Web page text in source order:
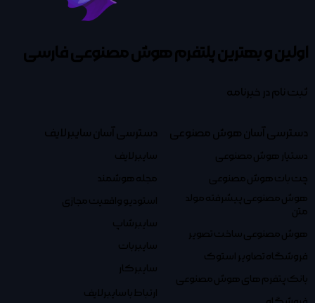
اولین و بهترین پلتفرمهوش مصنوعی فارسی
ثبت نام در خبرنامه
دسترسی آسان هوش مصنوعی
دستیار هوش مصنوعی
چت بات هوش مصنوعی
هوش مصنوعی پیشرفته مولد
متن
هوش مصنوعی ساخت تصویر
فروشگاه تصاویر استوک
بانک پتفرم های هوش مصنوعی
دسترسی آسان سایبرلایف
سایبرلایف
مجله هوشمند
استودیو واقعیت مجازی
سایبرشاپ
سایبربات
سایبرکار
ارتباط با سایبرلایف